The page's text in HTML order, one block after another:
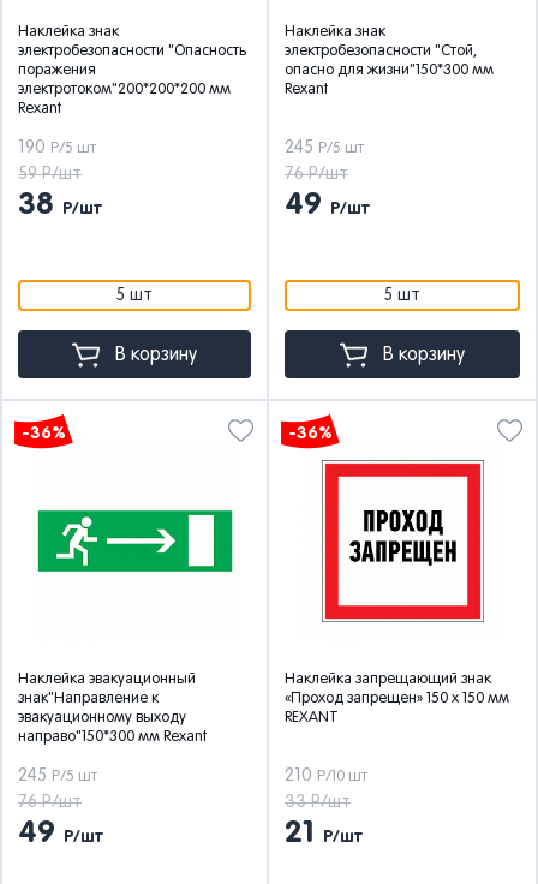
Наклейка знак
электробезопасности "Опасность
поражения
электротоком"200*200*200 мм
Rexant
190 Р/5 шт
59 Р/шт
38 Р/шт
5 шт
В корзину
Наклейка знак
электробезопасности "Стой,
опасно для жизни"150*300 мм
Rexant
245 Р/5 шт
76 Р/шт
49 Р/шт
5 шт
В корзину
-36%
Наклейка эвакуационный
знак"Направление к
эвакуационному выходу
направо"150*300 мм Rexant
245 Р/5 шт
76 Р/шт
49 Р/шт
-36%
Наклейка запрещающий знак
«Проход запрещен» 150 х 150 мм
REXANT
210 Р/10 шт
33 Р/шт
21 Р/шт